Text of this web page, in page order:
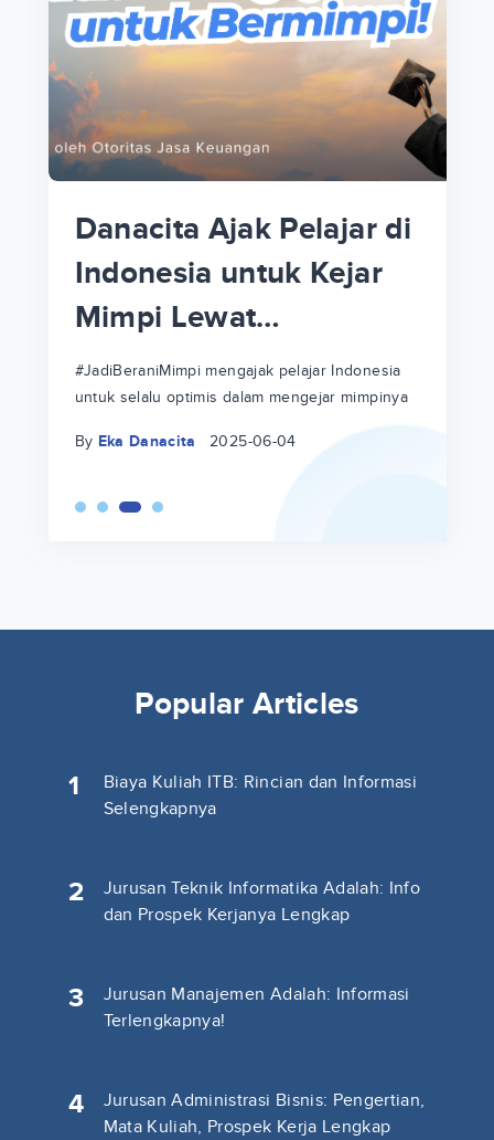
Danacita Ajak Pelajar di
Indonesia untuk Kejar
Mimpi Lewat
#JadiBeraniMimpi
#JadiBeraniMimpi mengajak pelajar Indonesia
untuk selalu optimis dalam mengejar mimpinya
By Eka Danacita 2025-06-04
Popular Articles
1
Biaya Kuliah ITB: Rincian dan Informasi
Selengkapnya
2
Jurusan Teknik Informatika Adalah: Info
dan Prospek Kerjanya Lengkap
3
Jurusan Manajemen Adalah: Informasi
Terlengkapnya!
4
Jurusan Administrasi Bisnis: Pengertian,
Mata Kuliah, Prospek Kerja Lengkap